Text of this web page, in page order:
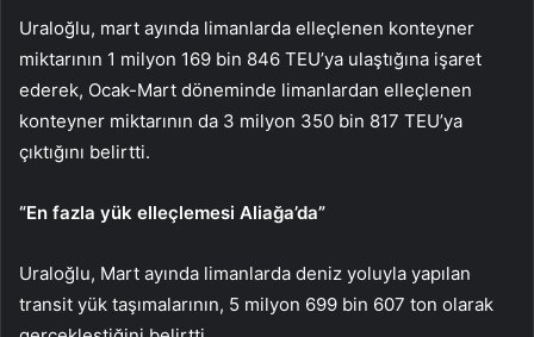
Uraloğlu, mart ayında limanlarda elleçlenen konteyner
miktarının 1 milyon 169 bin 846 TEU’ya ulaştığına işaret
ederek, Ocak-Mart döneminde limanlardan elleçlenen
konteyner miktarının da 3 milyon 350 bin 817 TEU’ya
çıktığını belirtti.
“En fazla yük elleçlemesi Aliağa’da”
Uraloğlu, Mart ayında limanlarda deniz yoluyla yapılan
transit yük taşımalarının, 5 milyon 699 bin 607 ton olarak